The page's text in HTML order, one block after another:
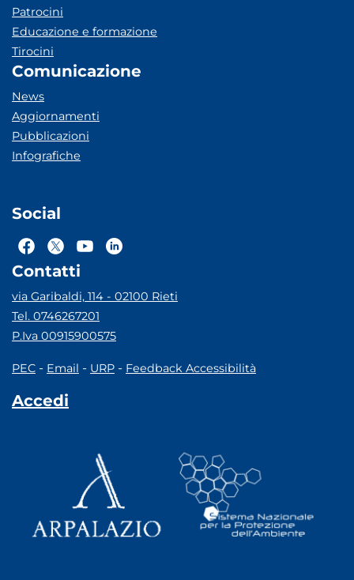
Patrocini
Educazione e formazione
Tirocini
Comunicazione
News
Aggiornamenti
Pubblicazioni
Infografiche
Social
Contatti
via Garibaldi, 114 - 02100 Rieti
Tel. 0746267201
P.Iva 00915900575
PEC - Email - URP - Feedback Accessibilità
Accedi